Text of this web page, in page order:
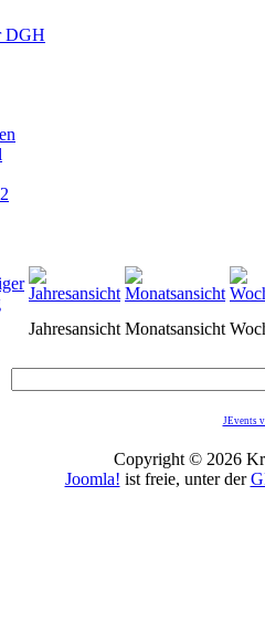
DGH
Jahresansicht Monatsansicht
JEvents
Copyright © 2026
Joomla! ist freie, unter der